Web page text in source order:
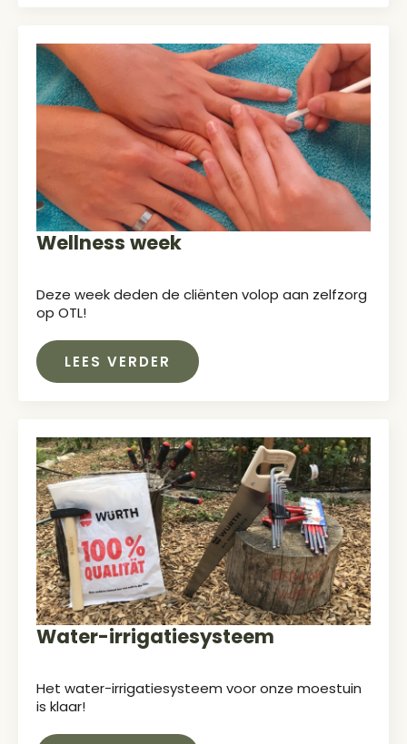
Wellness week
Deze week deden de cliënten volop aan zelfzorg
op OTL!
LEES VERDER
Water-irrigatiesysteem
Het water-irrigatiesysteem voor onze moestuin
is klaar!